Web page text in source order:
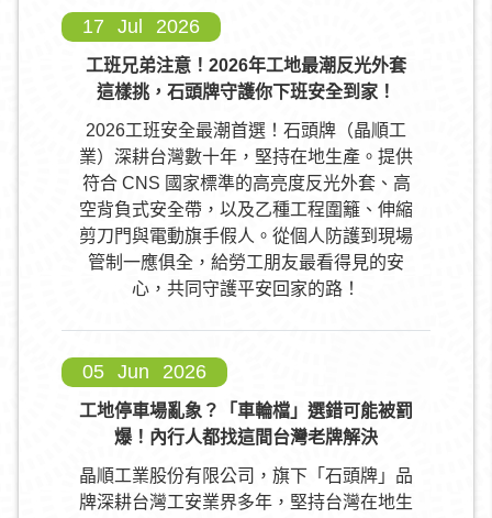
17 Jul 2026
工班兄弟注意！2026年工地最潮反光外套
這樣挑，石頭牌守護你下班安全到家！
2026工班安全最潮首選！石頭牌（晶順工
業）深耕台灣數十年，堅持在地生產。提供
符合 CNS 國家標準的高亮度反光外套、高
空背負式安全帶，以及乙種工程圍籬、伸縮
剪刀門與電動旗手假人。從個人防護到現場
管制一應俱全，給勞工朋友最看得見的安
心，共同守護平安回家的路！
05 Jun 2026
工地停車場亂象？「車輪檔」選錯可能被罰
爆！內行人都找這間台灣老牌解決
晶順工業股份有限公司，旗下「石頭牌」品
牌深耕台灣工安業界多年，堅持台灣在地生